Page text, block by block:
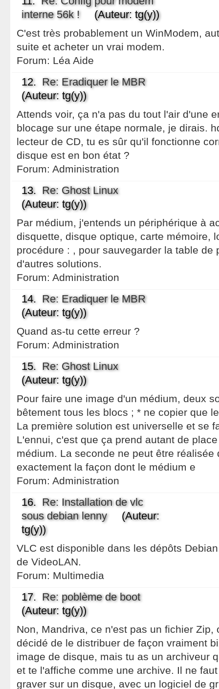
interne 56k !(Auteur: tg(y))
C'est très probablement un WinModem,
suite et acheter un vrai modem.
Forum: Léa Aide
12. Re: Eradiquer le MBR
(Auteur: tg(y))
Attends voir, ça n'a pas du tout l'air d'une
blocage sur une étape normale, je dirais.
lecteur de CD, tu es sûr qu'il fonctionne
disque est en bon état ?
Forum: Administration
13. Re: Ghost Linux
(Auteur: tg(y))
Par médium, j'entends un périphérique à
disquette, disque optique, carte mémoire,
procédure : , pour sauvegarder la table de
d'autres solutions.
Forum: Administration
14. Re: Eradiquer le MBR
(Auteur: tg(y))
Quand as-tu cette erreur ?
Forum: Administration
15. Re: Ghost Linux
(Auteur: tg(y))
Pour faire une image d'un médium, deux
bêtement tous les blocs ; * ne copier que
La première solution est universelle et se
L'ennui, c'est que ça prend autant de
médium. La seconde ne peut être réalisée
exactement la façon dont le médium e
Forum: Administration
16. Re: Installation de vlc
sous debian lenny(Auteur:
tg(y))
VLC est disponible dans les dépôts
de VideoLAN.
Forum: Multimedia
17. Re: poblème de boot
(Auteur: tg(y))
Non, Mandriva, ce n'est pas un fichier Zip,
décidé de le distribuer de façon vraiment
image de disque, mais tu as un archiveur
et te l'affiche comme une archive. Il ne
graver sur un disque, avec un logiciel de